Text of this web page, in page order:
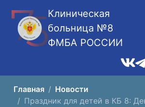
Клиническая
больница №8
ФМБА РОССИИ
Главная
Новости
Праздник для детей в КБ 8: